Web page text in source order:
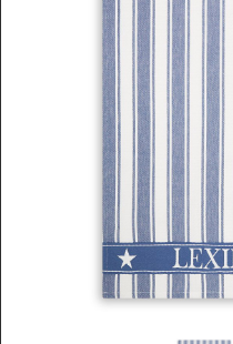
Utemöbler
Varumärken